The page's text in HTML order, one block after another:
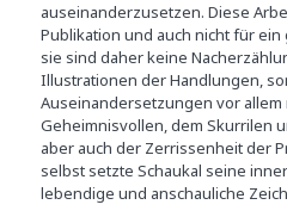
auseinanderzusetzen. Diese
Publikation und auch nicht für
sie sind daher keine
Illustrationen der Handlungen,
Auseinandersetzungen vor allem
Geheimnisvollen, dem Skurrilen
aber auch der Zerrissenheit der
selbst setzte Schaukal seine
lebendige und anschauliche